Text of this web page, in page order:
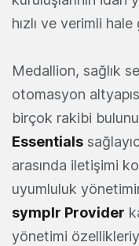
hızlı ve verimli
Medallion, sağlık
otomasyon
birçok rakibi
Essentials
arasında iletişimi
uyumluluk
symplr Provider
yönetimi